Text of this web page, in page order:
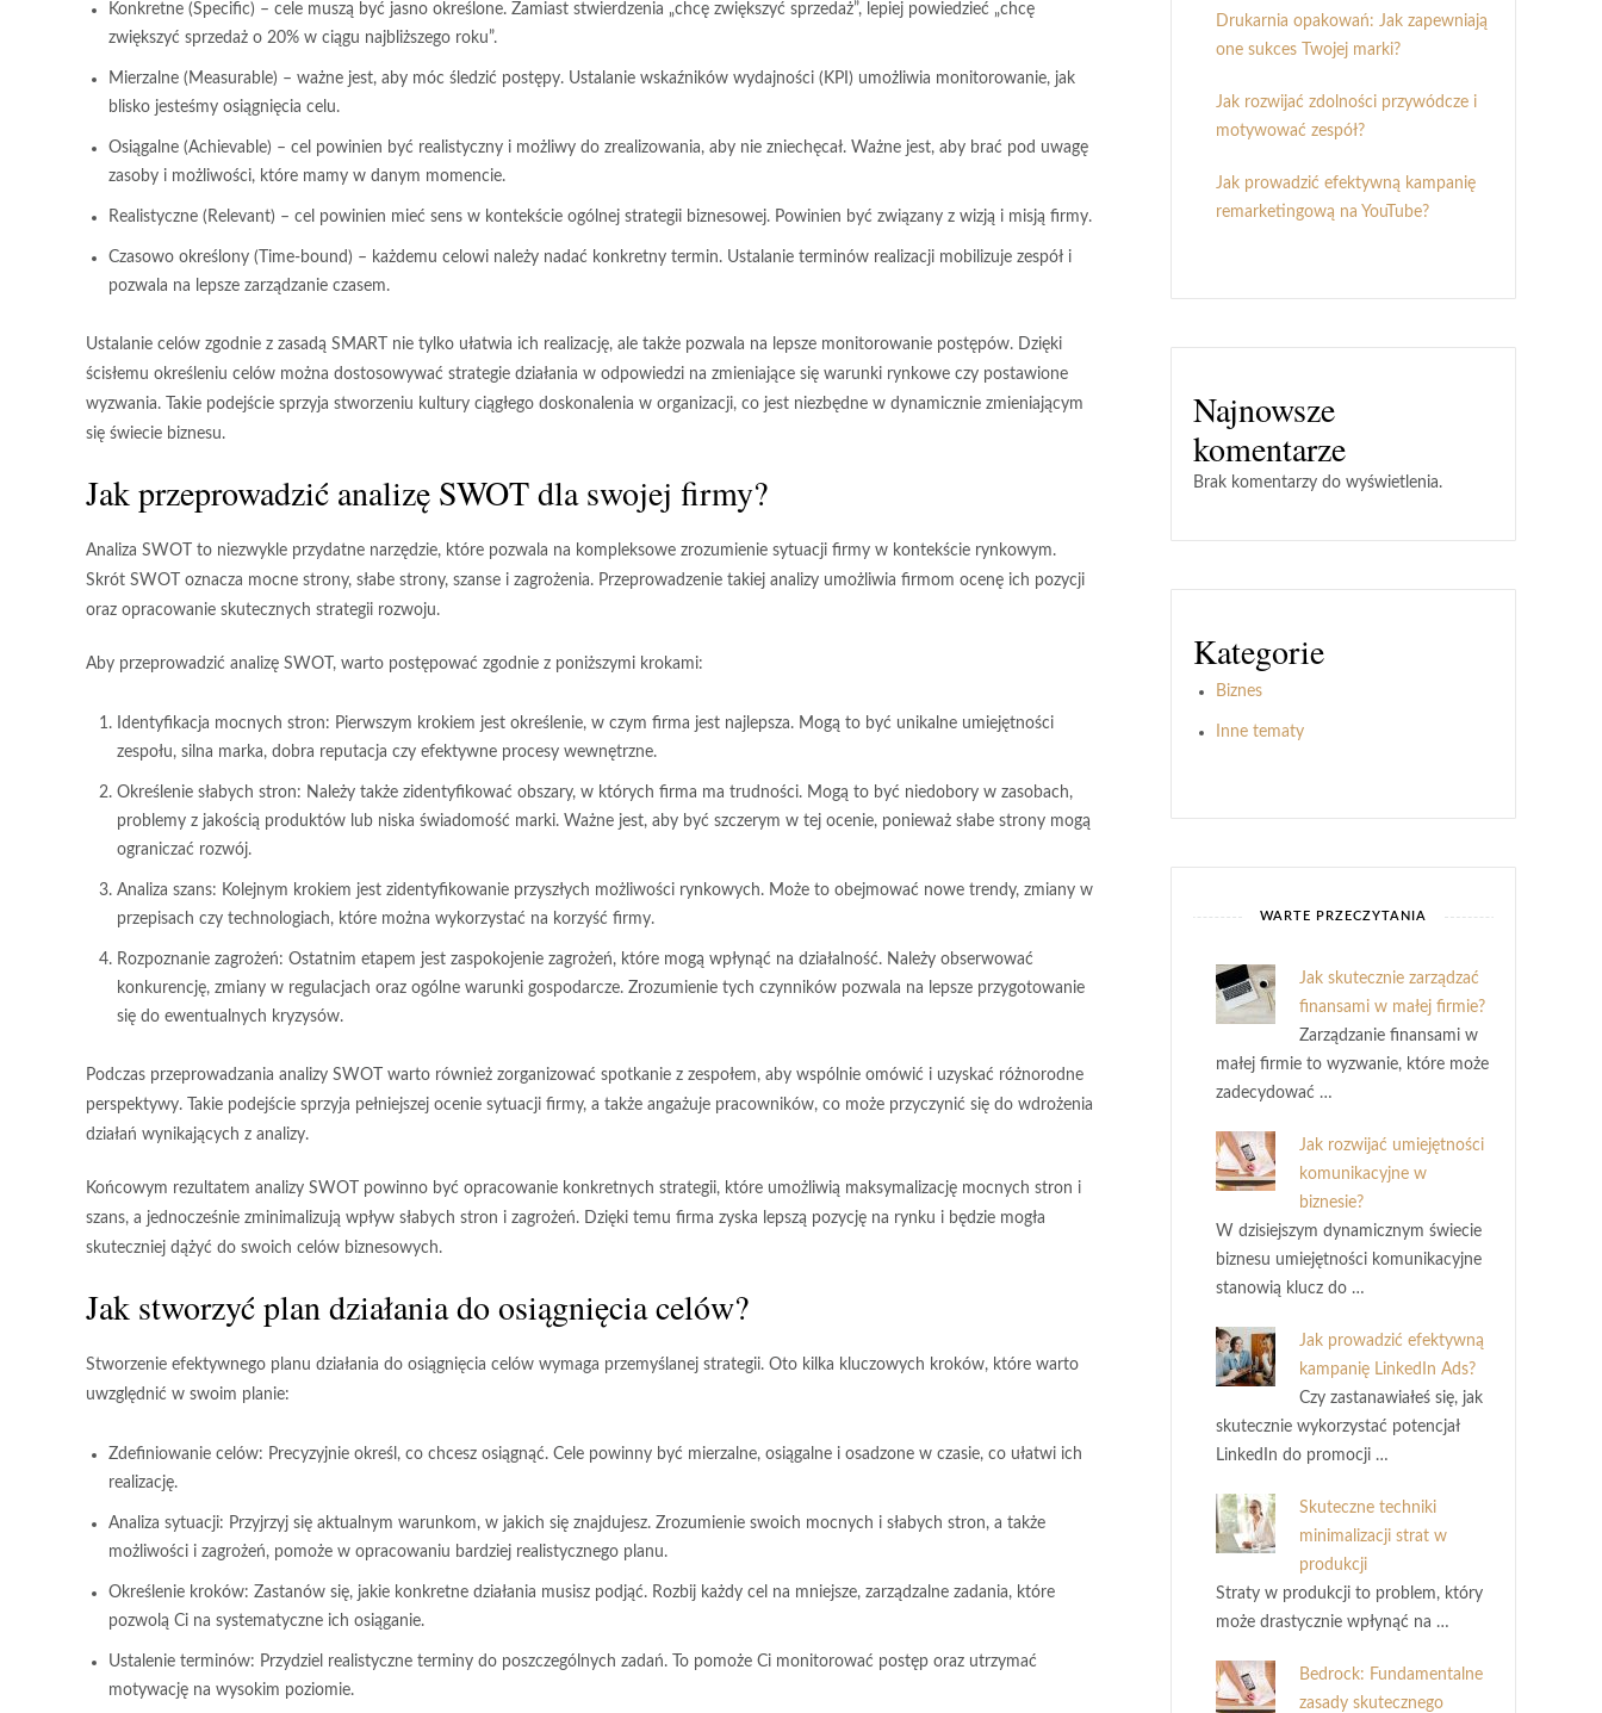
Konkretne (Specific) – cele muszą być jasno określone. Zamiast stwierdzenia „chcę zwiększyć sprzedaż”, lepiej powiedzieć „chcę
zwiększyć sprzedaż o 20% w ciągu najbliższego roku”.
Mierzalne (Measurable) – ważne jest, aby móc śledzić postępy. Ustalanie wskaźników wydajności (KPI) umożliwia monitorowanie, jak
blisko jesteśmy osiągnięcia celu.
Osiągalne (Achievable) – cel powinien być realistyczny i możliwy do zrealizowania, aby nie zniechęcał. Ważne jest, aby brać pod uwagę
zasoby i możliwości, które mamy w danym momencie.
Realistyczne (Relevant) – cel powinien mieć sens w kontekście ogólnej strategii biznesowej. Powinien być związany z wizją i misją firmy.
Czasowo określony (Time-bound) – każdemu celowi należy nadać konkretny termin. Ustalanie terminów realizacji mobilizuje zespół i
pozwala na lepsze zarządzanie czasem.
Ustalanie celów zgodnie z zasadą SMART nie tylko ułatwia ich realizację, ale także pozwala na lepsze monitorowanie postępów. Dzięki
ścisłemu określeniu celów można dostosowywać strategie działania w odpowiedzi na zmieniające się warunki rynkowe czy postawione
wyzwania. Takie podejście sprzyja stworzeniu kultury ciągłego doskonalenia w organizacji, co jest niezbędne w dynamicznie zmieniającym
się świecie biznesu.
Jak przeprowadzić analizę SWOT dla swojej firmy?
Analiza SWOT to niezwykle przydatne narzędzie, które pozwala na kompleksowe zrozumienie sytuacji firmy w kontekście rynkowym.
Skrót SWOT oznacza mocne strony, słabe strony, szanse i zagrożenia. Przeprowadzenie takiej analizy umożliwia firmom ocenę ich pozycji
oraz opracowanie skutecznych strategii rozwoju.
Aby przeprowadzić analizę SWOT, warto postępować zgodnie z poniższymi krokami:
Identyfikacja mocnych stron: Pierwszym krokiem jest określenie, w czym firma jest najlepsza. Mogą to być unikalne umiejętności
zespołu, silna marka, dobra reputacja czy efektywne procesy wewnętrzne.
Określenie słabych stron: Należy także zidentyfikować obszary, w których firma ma trudności. Mogą to być niedobory w zasobach,
problemy z jakością produktów lub niska świadomość marki. Ważne jest, aby być szczerym w tej ocenie, ponieważ słabe strony mogą
ograniczać rozwój.
Analiza szans: Kolejnym krokiem jest zidentyfikowanie przyszłych możliwości rynkowych. Może to obejmować nowe trendy, zmiany w
przepisach czy technologiach, które można wykorzystać na korzyść firmy.
Rozpoznanie zagrożeń: Ostatnim etapem jest zaspokojenie zagrożeń, które mogą wpłynąć na działalność. Należy obserwować
konkurencję, zmiany w regulacjach oraz ogólne warunki gospodarcze. Zrozumienie tych czynników pozwala na lepsze przygotowanie
się do ewentualnych kryzysów.
Podczas przeprowadzania analizy SWOT warto również zorganizować spotkanie z zespołem, aby wspólnie omówić i uzyskać różnorodne
perspektywy. Takie podejście sprzyja pełniejszej ocenie sytuacji firmy, a także angażuje pracowników, co może przyczynić się do wdrożenia
działań wynikających z analizy.
Końcowym rezultatem analizy SWOT powinno być opracowanie konkretnych strategii, które umożliwią maksymalizację mocnych stron i
szans, a jednocześnie zminimalizują wpływ słabych stron i zagrożeń. Dzięki temu firma zyska lepszą pozycję na rynku i będzie mogła
skuteczniej dążyć do swoich celów biznesowych.
Jak stworzyć plan działania do osiągnięcia celów?
Stworzenie efektywnego planu działania do osiągnięcia celów wymaga przemyślanej strategii. Oto kilka kluczowych kroków, które warto
uwzględnić w swoim planie:
Zdefiniowanie celów: Precyzyjnie określ, co chcesz osiągnąć. Cele powinny być mierzalne, osiągalne i osadzone w czasie, co ułatwi ich
realizację.
Analiza sytuacji: Przyjrzyj się aktualnym warunkom, w jakich się znajdujesz. Zrozumienie swoich mocnych i słabych stron, a także
możliwości i zagrożeń, pomoże w opracowaniu bardziej realistycznego planu.
Określenie kroków: Zastanów się, jakie konkretne działania musisz podjąć. Rozbij każdy cel na mniejsze, zarządzalne zadania, które
pozwolą Ci na systematyczne ich osiąganie.
Ustalenie terminów: Przydziel realistyczne terminy do poszczególnych zadań. To pomoże Ci monitorować postęp oraz utrzymać
motywację na wysokim poziomie.
Drukarnia opakowań: Jak zapewniają
one sukces Twojej marki?
Jak rozwijać zdolności przywódcze i
motywować zespół?
Jak prowadzić efektywną kampanię
remarketingową na YouTube?
Najnowsze
komentarze
Brak komentarzy do wyświetlenia.
Kategorie
Biznes
Inne tematy
WARTE PRZECZYTANIA
Jak skutecznie zarządzać
finansami w małej firmie?
Zarządzanie finansami w
małej firmie to wyzwanie, które może
zadecydować …
Jak rozwijać umiejętności
komunikacyjne w
biznesie?
W dzisiejszym dynamicznym świecie
biznesu umiejętności komunikacyjne
stanowią klucz do …
Jak prowadzić efektywną
kampanię LinkedIn Ads?
Czy zastanawiałeś się, jak
skutecznie wykorzystać potencjał
LinkedIn do promocji …
Skuteczne techniki
minimalizacji strat w
produkcji
Straty w produkcji to problem, który
może drastycznie wpłynąć na …
Bedrock: Fundamentalne
zasady skutecznego